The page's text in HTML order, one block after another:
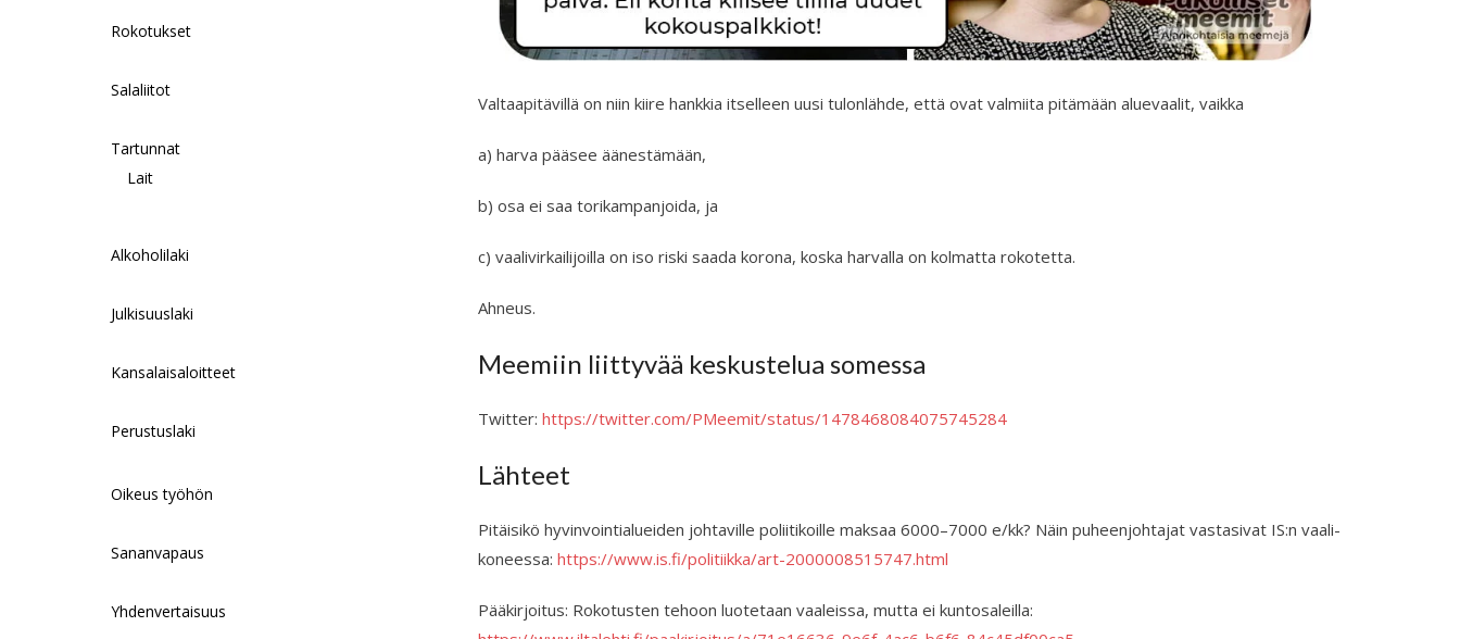
Valtaapitävillä on niin kiire hankkia itselleen uusi tulonlähde, että ovat valmiita pitämään aluevaalit, vaikka
a) harva pääsee äänestämään,
b) osa ei saa torikampanjoida, ja
c) vaalivirkailijoilla on iso riski saada korona, koska harvalla on kolmatta rokotetta.
Ahneus.
Meemiin liittyvää keskustelua somessa
Twitter: https://twitter.com/PMeemit/status/1478468084075745284
Lähteet
Pitäisikö hyvinvointi­alueiden johtaville poliitikoille maksaa 6000–7000 e/kk? Näin puheen­johtajat vastasivat IS:n vaali­
koneessa: https://www.is.fi/politiikka/art-2000008515747.html
Pääkirjoitus: Rokotusten tehoon luotetaan vaaleissa, mutta ei kuntosaleilla:
Rokotukset
Salaliitot
Tartunnat
Lait
Alkoholilaki
Julkisuuslaki
Kansalaisaloitteet
Perustuslaki
Oikeus työhön
Sananvapaus
Yhdenvertaisuus